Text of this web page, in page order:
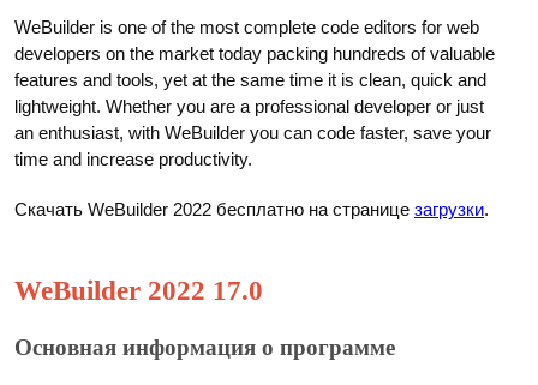
WeBuilder is one of the most complete code editors for web
developers on the market today packing hundreds of valuable
features and tools, yet at the same time it is clean, quick and
lightweight. Whether you are a professional developer or just
an enthusiast, with WeBuilder you can code faster, save your
time and increase productivity.
Скачать WeBuilder 2022 бесплатно на странице загрузки.
WeBuilder 2022 17.0
Основная информация о программе